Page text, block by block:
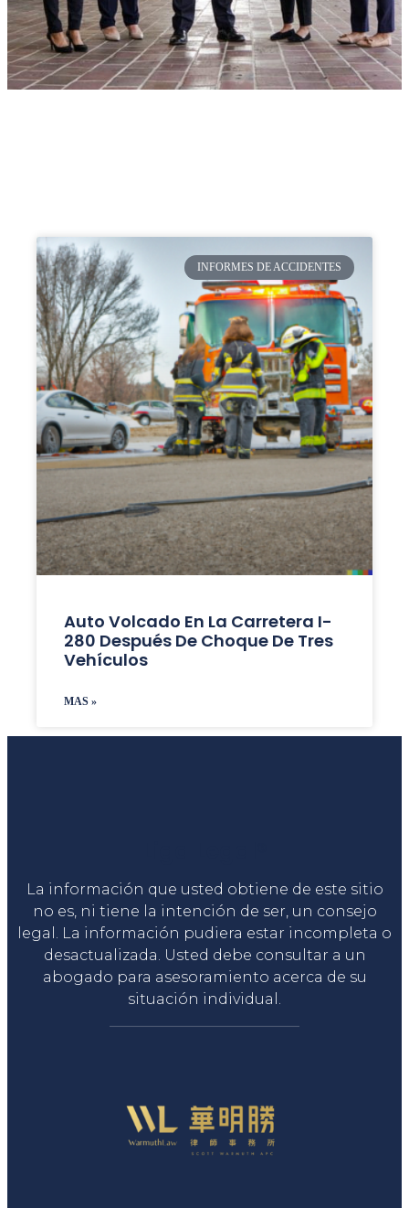
INFORMES DE ACCIDENTES
Auto Volcado En La Carretera I-
280 Después De Choque De Tres
Vehículos
MAS »
La información que usted obtiene de este sitio
no es, ni tiene la intención de ser, un consejo
legal. La información pudiera estar incompleta o
desactualizada. Usted debe consultar a un
abogado para asesoramiento acerca de su
situación individual.